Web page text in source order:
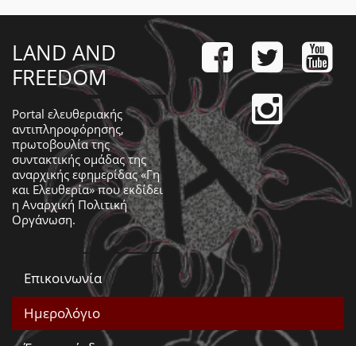
LAND AND
FREEDOM
Portal ελευθεριακής
αντιπληροφόρησης,
πρωτοβουλία της
συντακτικής ομάδας της
αναρχικής εφημερίδας «Γη
και Ελευθερία» που εκδίδει
η Αναρχική Πολιτική
Οργάνωση.
Επικοινωνία
Ημερολόγιο